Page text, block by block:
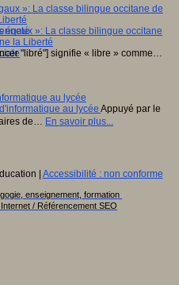
»: La classe bilingue occitane de
"libré"] signifie « libre » comme…
au lycée
Appuyé par le
de… En savoir plus...
| Accessibilité : non conforme
enseignement, formation
/ Référencement SEO